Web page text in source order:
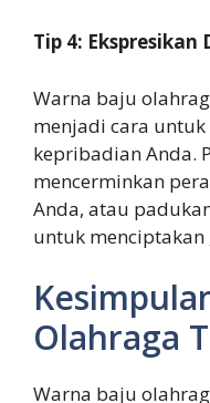
Tip 4: Ekspresikan
Warna baju
menjadi cara
kepribadian Anda.
mencerminkan
Anda, atau
untuk menciptakan
Olahraga
Warna baju